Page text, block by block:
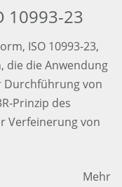
10993-23
ISO 10993-23,
die die Anwendung
Durchführung von
Prinzip des
Verfeinerung von
Mehr